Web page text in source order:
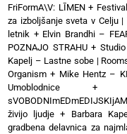
FriFormA\V: LĪMEN+
za izboljšanje sveta v Celju
letnik + Elvin Brandhi –
POZNAJO STRAHU+
Kapelj – Lastne sobe |
Organism + Mike Hentz –
Umoblodnice
živijo ljudje + Barbara
gradbena delavnica za